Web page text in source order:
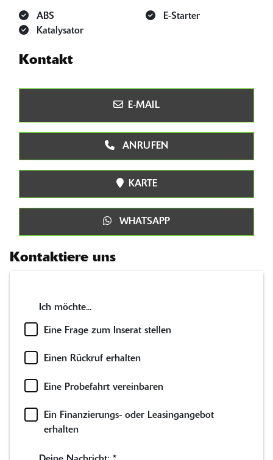
ABS
E-Starter
Katalysator
Kontakt
E-MAIL
ANRUFEN
KARTE
WHATSAPP
Kontaktiere uns
Ich möchte...
Eine Frage zum Inserat stellen
Einen Rückruf erhalten
Eine Probefahrt vereinbaren
Ein Finanzierungs- oder Leasingangebot
erhalten